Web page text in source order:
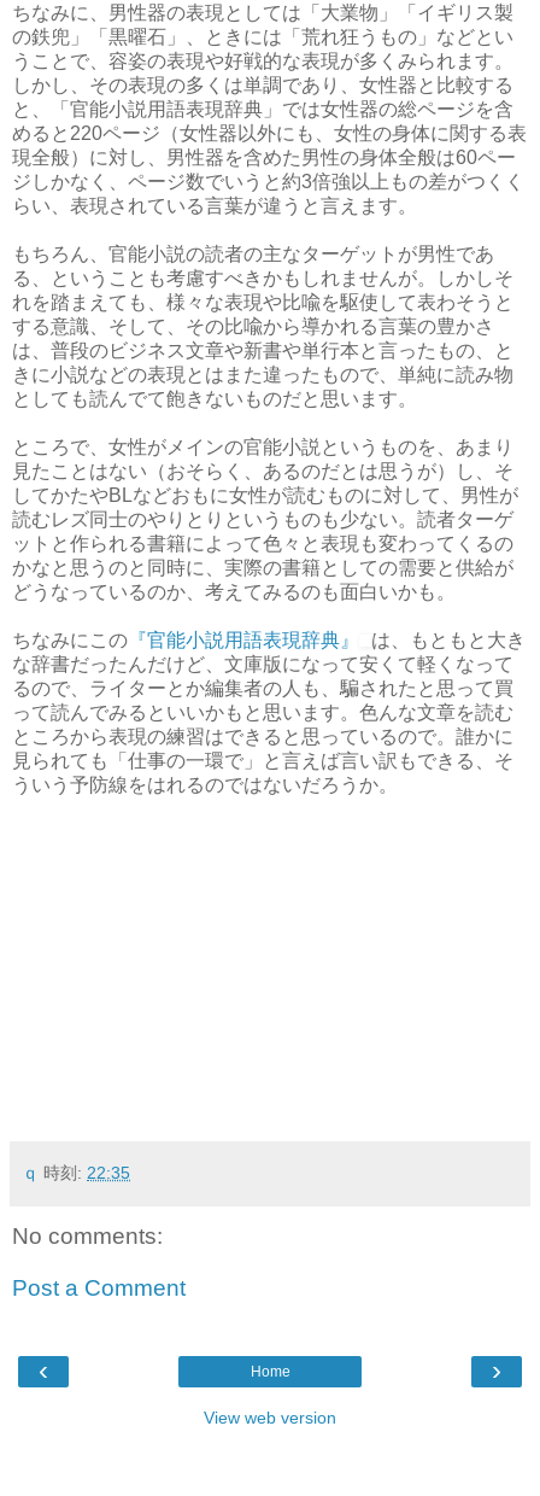
ちなみに、男性器の表現としては「大業物」「イギリス製
の鉄兜」「黒曜石」、ときには「荒れ狂うもの」などとい
うことで、容姿の表現や好戦的な表現が多くみられます。
しかし、その表現の多くは単調であり、女性器と比較する
と、「官能小説用語表現辞典」では女性器の総ページを含
めると220ページ（女性器以外にも、女性の身体に関する表
現全般）に対し、男性器を含めた男性の身体全般は60ペー
ジしかなく、ページ数でいうと約3倍強以上もの差がつくく
らい、表現されている言葉が違うと言えます。
もちろん、官能小説の読者の主なターゲットが男性であ
る、ということも考慮すべきかもしれませんが。しかしそ
れを踏まえても、様々な表現や比喩を駆使して表わそうと
する意識、そして、その比喩から導かれる言葉の豊かさ
は、普段のビジネス文章や新書や単行本と言ったもの、と
きに小説などの表現とはまた違ったもので、単純に読み物
としても読んでて飽きないものだと思います。
ところで、女性がメインの官能小説というものを、あまり
見たことはない（おそらく、あるのだとは思うが）し、そ
してかたやBLなどおもに女性が読むものに対して、男性が
読むレズ同士のやりとりというものも少ない。読者ターゲ
ットと作られる書籍によって色々と表現も変わってくるの
かなと思うのと同時に、実際の書籍としての需要と供給が
どうなっているのか、考えてみるのも面白いかも。
ちなみにこの 『官能小説用語表現辞典』
は、もともと大き
な辞書だったんだけど、文庫版になって安くて軽くなって
るので、ライターとか編集者の人も、騙されたと思って買
って読んでみるといいかもと思います。色んな文章を読む
ところから表現の練習はできると思っているので。誰かに
見られても「仕事の一環で」と言えば言い訳もできる、そ
ういう予防線をはれるのではないだろうか。
ｑ 時刻: 22:35
No comments:
Post a Comment
‹ ›
Home
View web version